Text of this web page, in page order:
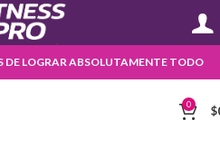
DE LOGRAR ABSOLUTAMENTE TODO
0 $